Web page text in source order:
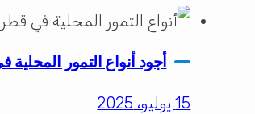
أجود أنواع التمور
15 يوليو، 2025